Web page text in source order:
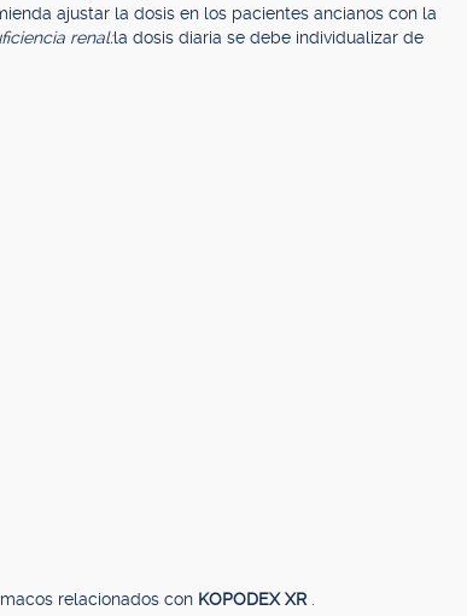
ajustar la dosis en los pacientes ancianos con la
renal:la dosis diaria se debe individualizar de
relacionados con KOPODEX XR